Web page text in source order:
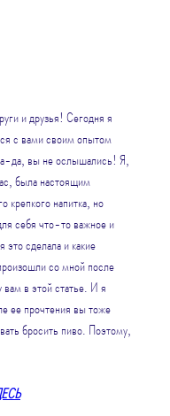
и друзья! Сегодня я
с вами своим опытом
да, вы не ослышались! Я,
была настоящим
крепкого напитка, но
себя что-то важное и
это сделала и какие
со мной после
вам в этой статье. И я
ее прочтения вы тоже
бросить пиво. Поэтому,